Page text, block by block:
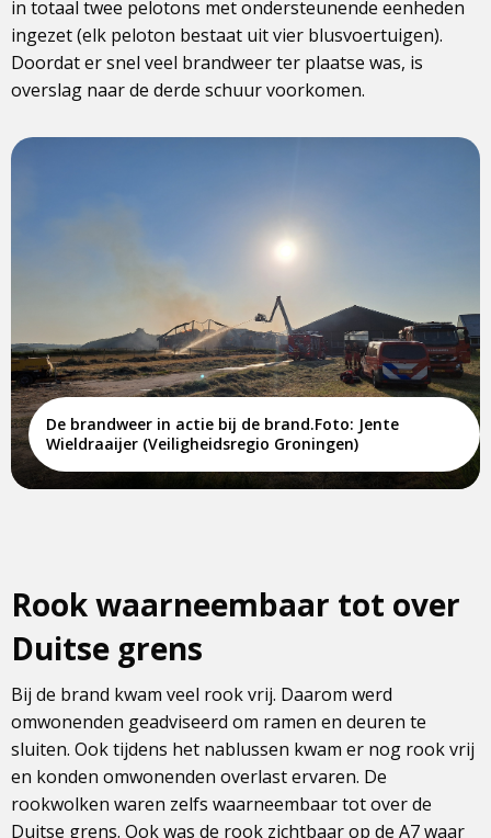
in totaal twee pelotons met ondersteunende eenheden
ingezet (elk peloton bestaat uit vier blusvoertuigen).
Doordat er snel veel brandweer ter plaatse was, is
overslag naar de derde schuur voorkomen.
De brandweer in actie bij de brand.Foto: Jente
Wieldraaijer (Veiligheidsregio Groningen)
Rook waarneembaar tot over
Duitse grens
Bij de brand kwam veel rook vrij. Daarom werd
omwonenden geadviseerd om ramen en deuren te
sluiten. Ook tijdens het nablussen kwam er nog rook vrij
en konden omwonenden overlast ervaren. De
rookwolken waren zelfs waarneembaar tot over de
Duitse grens. Ook was de rook zichtbaar op de A7 waar